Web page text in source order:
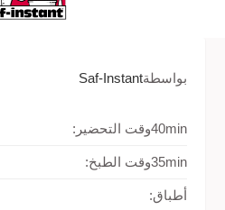
بواسطةSaf-Instant
وقت التحضير:40min
وقت الطبخ:35min
أطباق: